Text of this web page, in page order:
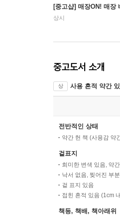
[중고샵] 매장ON! 매장
상시
중고도서 소개
상 사용 흔적 약간
전반적인 상태
약간 헌 책 (사용감 약
겉표지
희미한 변색 있음, 약
낙서 없음, 찢어진 부
겉 표지 있음
접힌 흔적 있음 (1cm
책등, 책배, 책아래위